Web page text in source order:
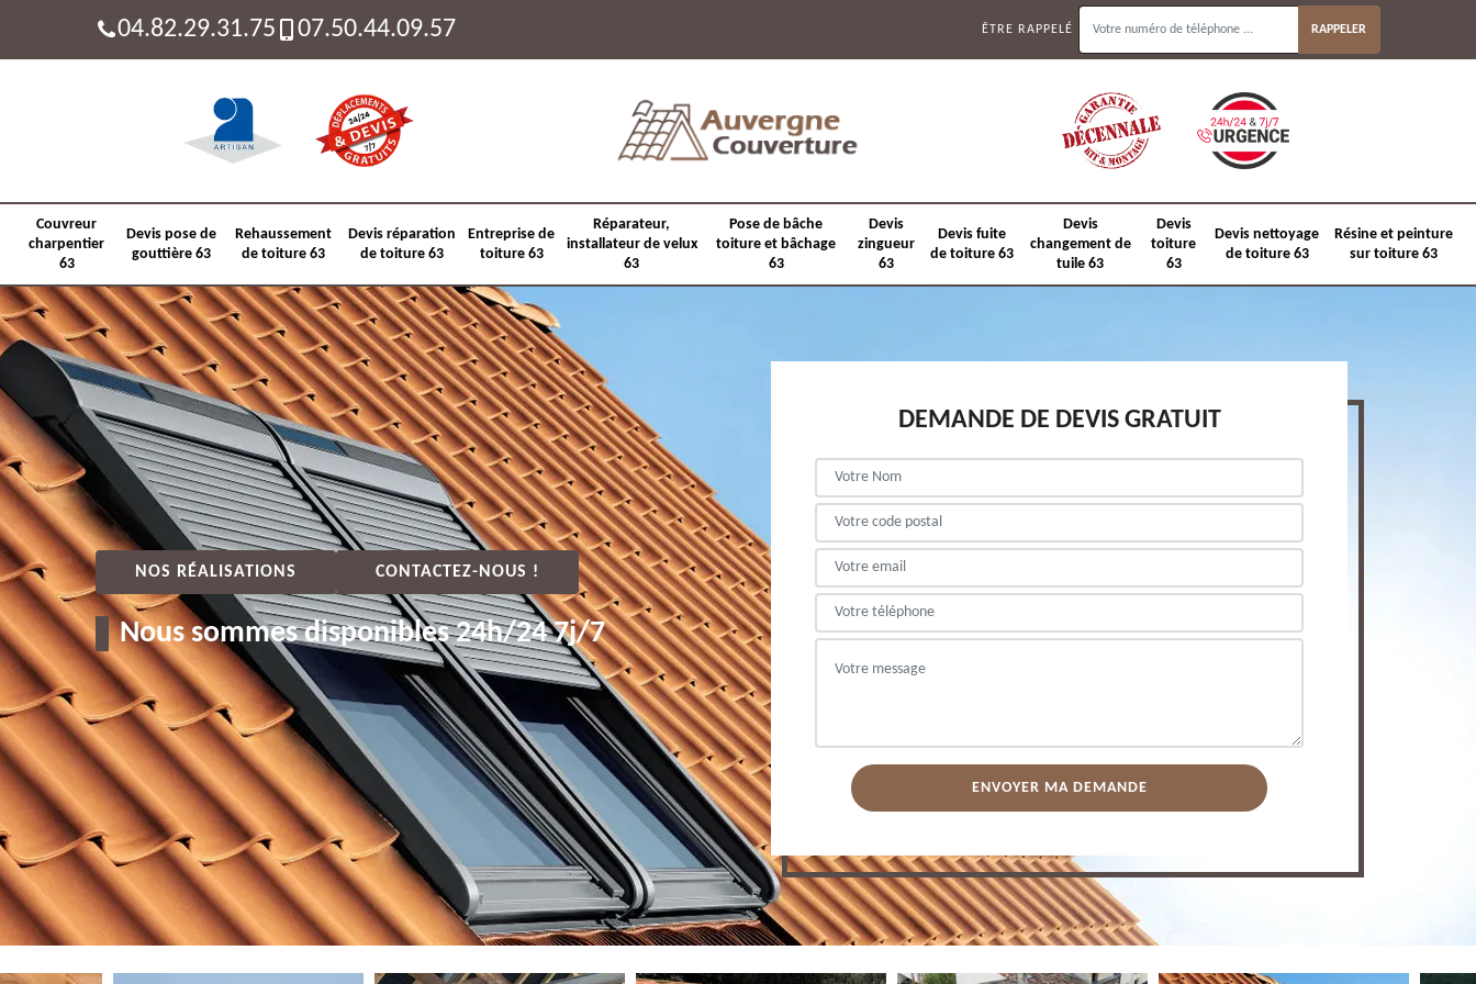
04.82.29.31.75 07.50.44.09.57 ÊTRE RAPPELÉ
Couvreur
charpentier
63
Devis pose de
gouttière 63
Rehaussement
de toiture 63
Devis réparation
de toiture 63
Entreprise de
toiture 63
Réparateur,
installateur de velux
63
Pose de bâche
toiture et bâchage
63
Devis
zingueur
63
Devis fuite
de toiture 63
Devis
changement de
tuile 63
Devis
toiture
63
Devis nettoyage
de toiture 63
Résine et peinture
sur toiture 63
NOS RÉALISATIONS CONTACTEZ-NOUS !
Nous sommes disponibles 24h/24 7j/7
DEMANDE DE DEVIS GRATUIT